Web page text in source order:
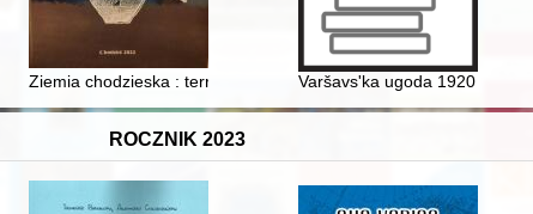
traktatu ryskiego : perspektywa Poselstwa RP w
- recenzja]
Ziemia chodzieska : terra incognita - terra cognitaVaršavs'ka ugoda 1920 roku
ROCZNIK 2023